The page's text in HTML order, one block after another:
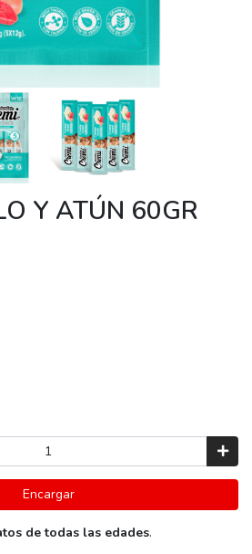
Y ATÚN 60GR
Encargar
de todas las edades.